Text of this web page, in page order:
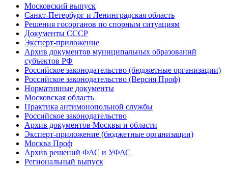
Московский выпуск
Санкт-Петербург и Ленинградская область
Решения госорганов по спорным ситуациям
Документы СССР
Эксперт-приложение
Архив документов муниципальных образований
субъектов РФ
Российское законодательство (бюджетные организации)
Российское законодательство (Версия Проф)
Нормативные документы
Московская область
Практика антимонопольной службы
Российское законодательство
Архив документов Москвы и области
Эксперт-приложение (бюджетные организации)
Москва Проф
Архив решений ФАС и УФАС
Региональный выпуск